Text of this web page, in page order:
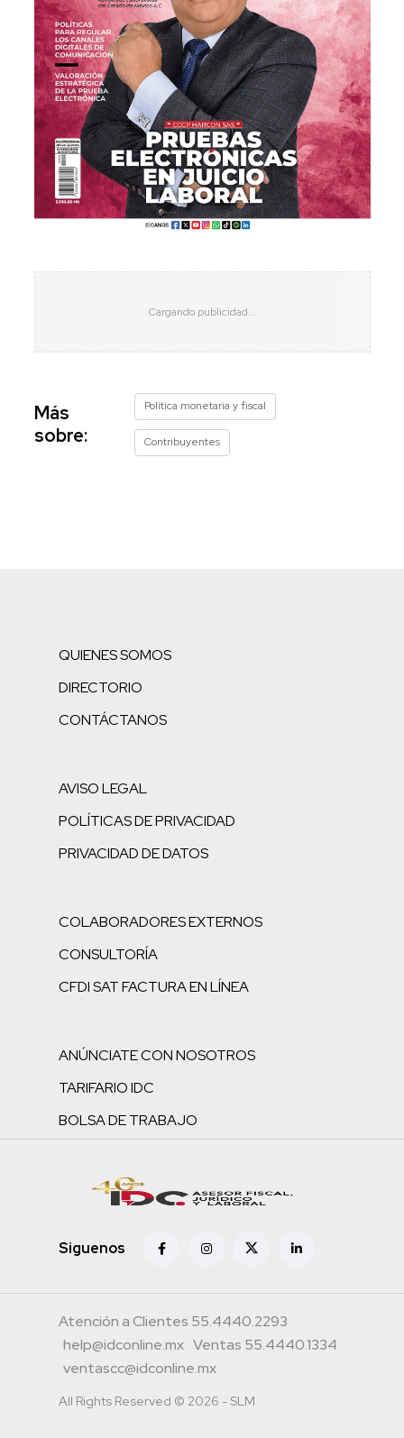
Más
sobre:
Política monetaria y fiscal
Contribuyentes
QUIENES SOMOS
DIRECTORIO
CONTÁCTANOS
AVISO LEGAL
POLÍTICAS DE PRIVACIDAD
PRIVACIDAD DE DATOS
COLABORADORES EXTERNOS
CONSULTORÍA
CFDI SAT FACTURA EN LÍNEA
ANÚNCIATE CON NOSOTROS
TARIFARIO IDC
BOLSA DE TRABAJO
Siguenos
Atención a Clientes 55.4440.2293
help@idconline.mx Ventas 55.4440.1334
ventascc@idconline.mx
All Rights Reserved © 2026 - SLM